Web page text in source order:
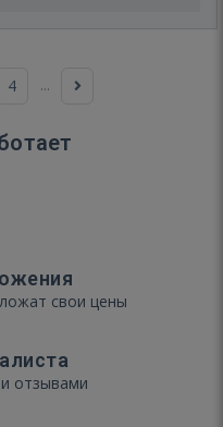
4 ...
свои цены
отзывами